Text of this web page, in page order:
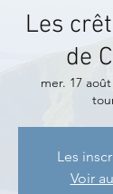
Les
de
mer. 17 août
Les
Voir